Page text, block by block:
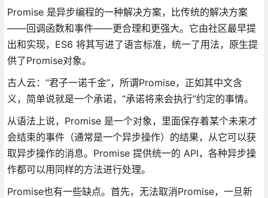
Promise 是异步编程的一种解决方案，比传统的解决方案
——回调函数和事件——更合理和更强大。它由社区最早提
出和实现，ES6 将其写进了语言标准，统一了用法，原生提
供了Promise对象。
古人云：“君子一诺千金”，所谓Promise，正如其中文含
义，简单说就是一个承诺，“承诺将来会执行”约定的事情。
从语法上说，Promise 是一个对象，里面保存着某个未来才
会结束的事件（通常是一个异步操作）的结果，从它可以获
取异步操作的消息。Promise 提供统一的 API，各种异步操
作都可以用同样的方法进行处理。
Promise也有一些缺点。首先，无法取消Promise，一旦新